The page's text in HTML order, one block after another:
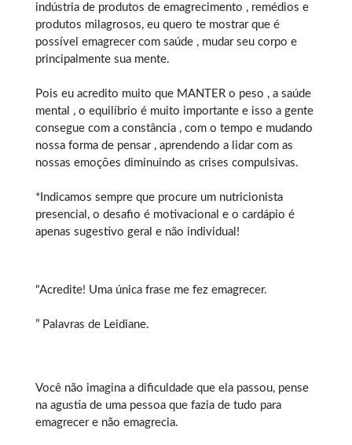
indústria de produtos de emagrecimento , remédios e
produtos milagrosos, eu quero te mostrar que é
possível emagrecer com saúde , mudar seu corpo e
principalmente sua mente.
Pois eu acredito muito que MANTER o peso , a saúde
mental , o equilíbrio é muito importante e isso a gente
consegue com a constância , com o tempo e mudando
nossa forma de pensar , aprendendo a lidar com as
nossas emoções diminuindo as crises compulsivas.
*Indicamos sempre que procure um nutricionista
presencial, o desafio é motivacional e o cardápio é
apenas sugestivo geral e não individual!
"Acredite! Uma única frase me fez emagrecer.
” Palavras de Leidiane.
Você não imagina a dificuldade que ela passou, pense
na agustia de uma pessoa que fazia de tudo para
emagrecer e não emagrecia.